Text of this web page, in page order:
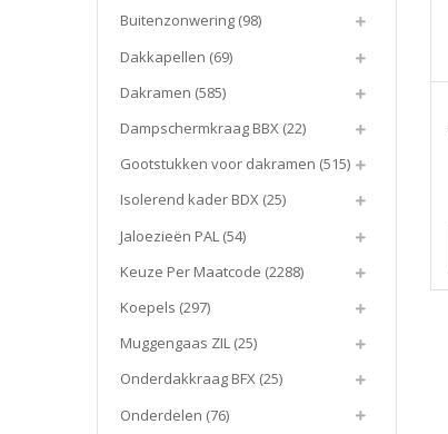
Buitenzonwering (98)
Dakkapellen (69)
Dakramen (585)
Dampschermkraag BBX (22)
Gootstukken voor dakramen (515)
Isolerend kader BDX (25)
Jaloezieën PAL (54)
Keuze Per Maatcode (2288)
Koepels (297)
Muggengaas ZIL (25)
Onderdakkraag BFX (25)
Onderdelen (76)